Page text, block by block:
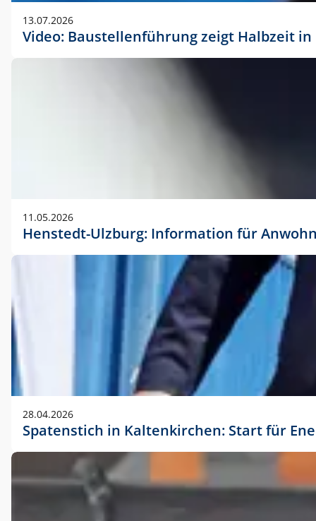
13.07.2026
Video: Baustellenführung zeigt Halbzeit
11.05.2026
Henstedt-Ulzburg: Information für
28.04.2026
Spatenstich in Kaltenkirchen: Start für